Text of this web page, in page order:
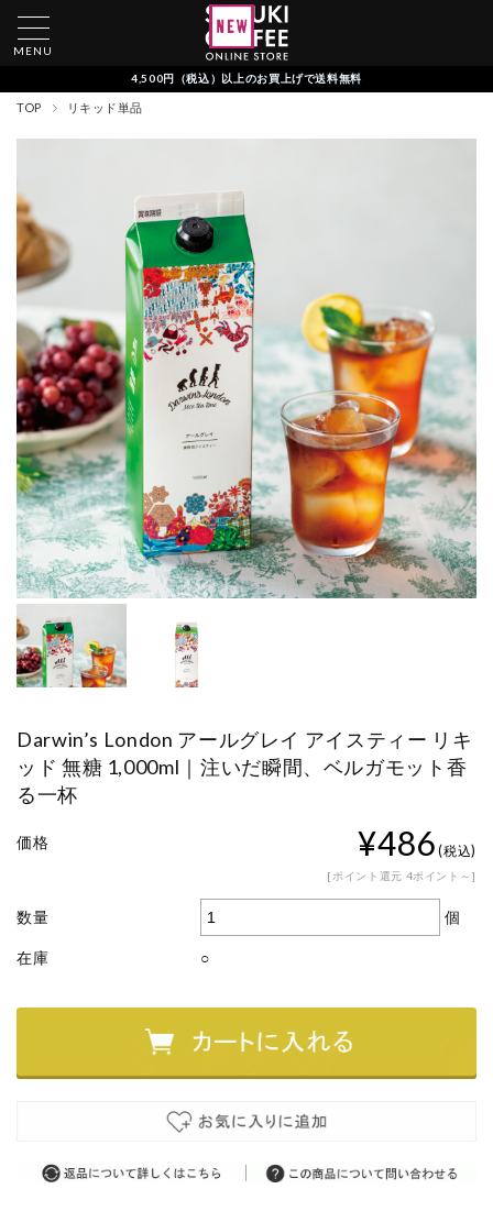
MENU
4,500円（税込）以上のお買上げで送料無料
TOP リキッド単品
Darwin’s London アールグレイ アイスティー リキ
ッド 無糖 1,000ml｜注いだ瞬間、ベルガモット香
る一杯
価格 ¥486 (税込)
[ポイント還元 4ポイント～]
数量 個
在庫 ○